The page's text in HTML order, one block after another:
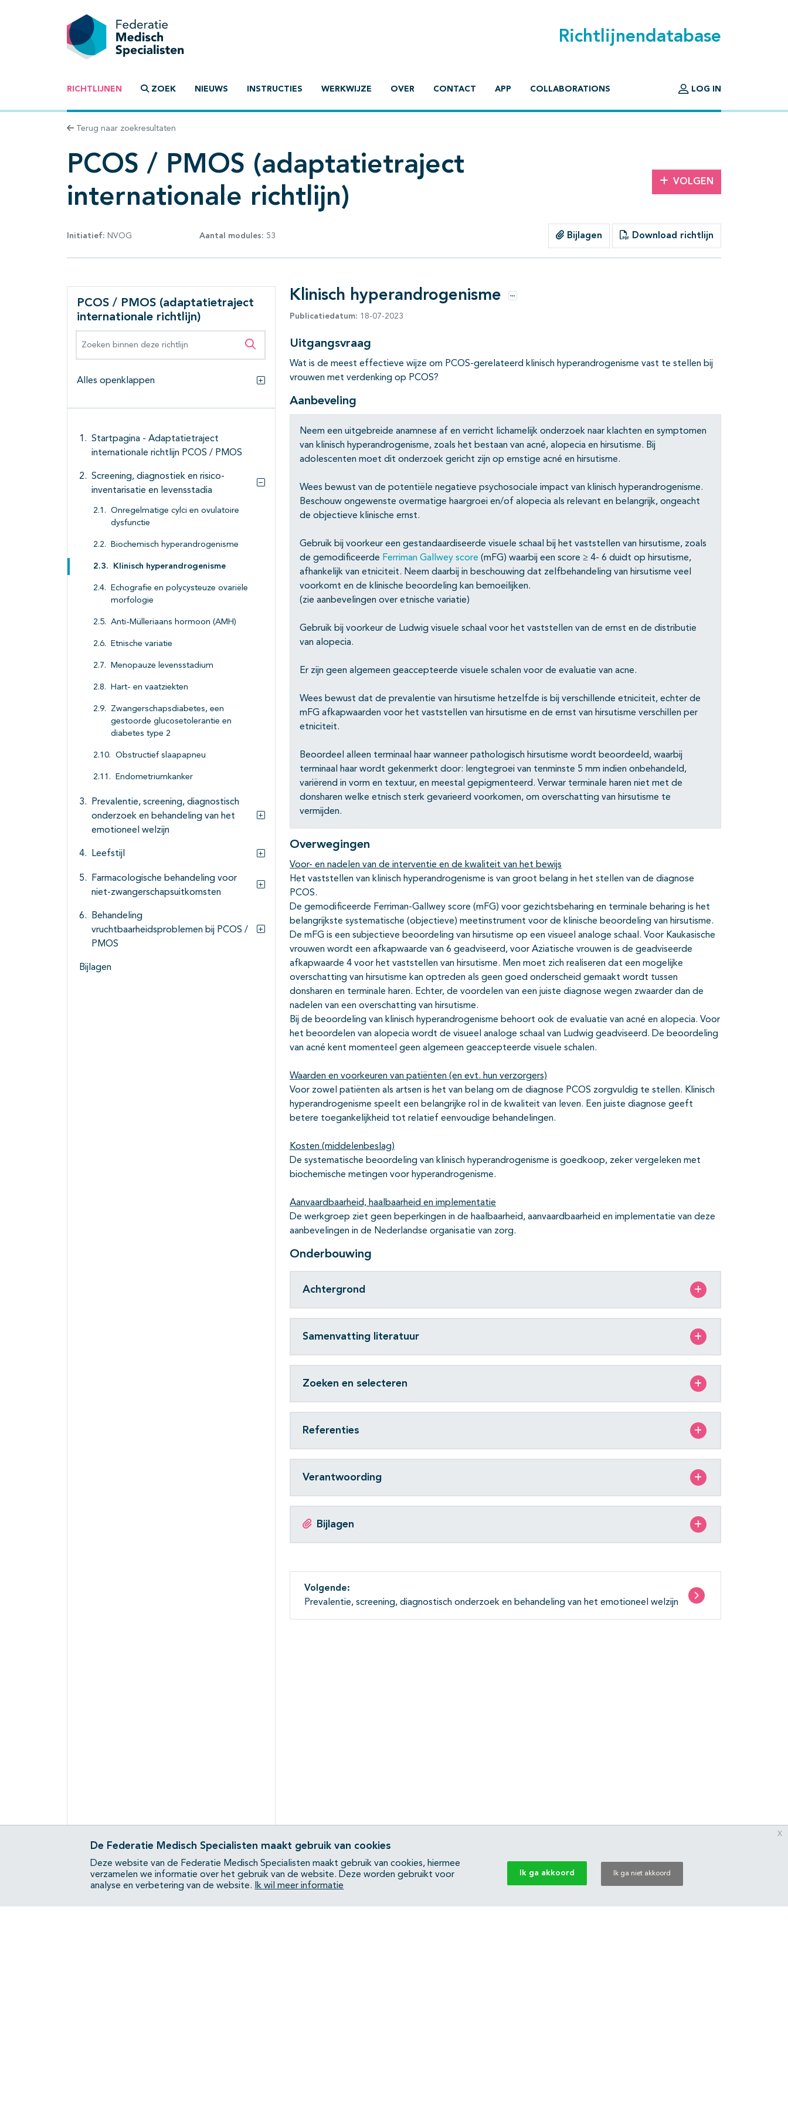
Richtlijnendatabase
RICHTLIJNEN ZOEK NIEUWS INSTRUCTIES WERKWIJZE OVER CONTACT APP COLLABORATIONS LOG IN
Terug naar zoekresultaten
PCOS / PMOS (adaptatietraject
internationale richtlijn)
VOLGEN
Initiatief: NVOG Aantal modules: 53 Bijlagen Download richtlijn
PCOS / PMOS (adaptatietraject
internationale richtlijn)
Zoeken binnen deze richtlijn
Alles openklappen
Alles openklappen
Startpagina - Adaptatietraject
internationale richtlijn PCOS / PMOS
Screening, diagnostiek en risico-
inventarisatie en levensstadia
Subpagina's open- en dichtklappen
Onregelmatige cylci en ovulatoire
dysfunctie
Biochemisch hyperandrogenisme
Klinisch hyperandrogenisme
Echografie en polycysteuze ovariële
morfologie
Anti-Mülleriaans hormoon (AMH)
Etnische variatie
Menopauze levensstadium
Hart- en vaatziekten
Zwangerschapsdiabetes, een
gestoorde glucosetolerantie en
diabetes type 2
Obstructief slaapapneu
Endometriumkanker
Prevalentie, screening, diagnostisch
onderzoek en behandeling van het
emotioneel welzijn
Subpagina's open- en dichtklappen
Leefstijl
Subpagina's open- en dichtklappen
Farmacologische behandeling voor
niet-zwangerschapsuitkomsten
Behandeling
vruchtbaarheidsproblemen bij PCOS /
PMOS
Subpagina's open- en dichtklappen
Bijlagen
Klinisch hyperandrogenisme Opties
Publicatiedatum: 18-07-2023
Uitgangsvraag
Wat is de meest effectieve wijze om PCOS-gerelateerd klinisch hyperandrogenisme vast te stellen bij
vrouwen met verdenking op PCOS?
Aanbeveling
Neem een uitgebreide anamnese af en verricht lichamelijk onderzoek naar klachten en symptomen
van klinisch hyperandrogenisme, zoals het bestaan van acné, alopecia en hirsutisme. Bij
adolescenten moet dit onderzoek gericht zijn op ernstige acné en hirsutisme.
Wees bewust van de potentiële negatieve psychosociale impact van klinisch hyperandrogenisme.
Beschouw ongewenste overmatige haargroei en/of alopecia als relevant en belangrijk, ongeacht
de objectieve klinische ernst.
Gebruik bij voorkeur een gestandaardiseerde visuele schaal bij het vaststellen van hirsutisme, zoals
de gemodificeerde Ferriman Gallwey score (mFG) waarbij een score ≥ 4- 6 duidt op hirsutisme,
afhankelijk van etniciteit. Neem daarbij in beschouwing dat zelfbehandeling van hirsutisme veel
voorkomt en de klinische beoordeling kan bemoeilijken.
(zie aanbevelingen over etnische variatie)
Gebruik bij voorkeur de Ludwig visuele schaal voor het vaststellen van de ernst en de distributie
van alopecia.
Er zijn geen algemeen geaccepteerde visuele schalen voor de evaluatie van acne.
Wees bewust dat de prevalentie van hirsutisme hetzelfde is bij verschillende etniciteit, echter de
mFG afkapwaarden voor het vaststellen van hirsutisme en de ernst van hirsutisme verschillen per
etniciteit.
Beoordeel alleen terminaal haar wanneer pathologisch hirsutisme wordt beoordeeld, waarbij
terminaal haar wordt gekenmerkt door: lengtegroei van tenminste 5 mm indien onbehandeld,
variërend in vorm en textuur, en meestal gepigmenteerd. Verwar terminale haren niet met de
donsharen welke etnisch sterk gevarieerd voorkomen, om overschatting van hirsutisme te
vermijden.
Overwegingen
Voor- en nadelen van de interventie en de kwaliteit van het bewijs
Het vaststellen van klinisch hyperandrogenisme is van groot belang in het stellen van de diagnose
PCOS.
De gemodificeerde Ferriman-Gallwey score (mFG) voor gezichtsbeharing en terminale beharing is het
belangrijkste systematische (objectieve) meetinstrument voor de klinische beoordeling van hirsutisme.
De mFG is een subjectieve beoordeling van hirsutisme op een visueel analoge schaal. Voor Kaukasische
vrouwen wordt een afkapwaarde van 6 geadviseerd, voor Aziatische vrouwen is de geadviseerde
afkapwaarde 4 voor het vaststellen van hirsutisme. Men moet zich realiseren dat een mogelijke
overschatting van hirsutisme kan optreden als geen goed onderscheid gemaakt wordt tussen
donsharen en terminale haren. Echter, de voordelen van een juiste diagnose wegen zwaarder dan de
nadelen van een overschatting van hirsutisme.
Bij de beoordeling van klinisch hyperandrogenisme behoort ook de evaluatie van acné en alopecia. Voor
het beoordelen van alopecia wordt de visueel analoge schaal van Ludwig geadviseerd. De beoordeling
van acné kent momenteel geen algemeen geaccepteerde visuele schalen.
Waarden en voorkeuren van patiënten (en evt. hun verzorgers)
Voor zowel patiënten als artsen is het van belang om de diagnose PCOS zorgvuldig te stellen. Klinisch
hyperandrogenisme speelt een belangrijke rol in de kwaliteit van leven. Een juiste diagnose geeft
betere toegankelijkheid tot relatief eenvoudige behandelingen.
Kosten (middelenbeslag)
De systematische beoordeling van klinisch hyperandrogenisme is goedkoop, zeker vergeleken met
biochemische metingen voor hyperandrogenisme.
Aanvaardbaarheid, haalbaarheid en implementatie
De werkgroep ziet geen beperkingen in de haalbaarheid, aanvaardbaarheid en implementatie van deze
aanbevelingen in de Nederlandse organisatie van zorg.
Onderbouwing
Achtergrond
Samenvatting literatuur
Zoeken en selecteren
Referenties
Verantwoording
Bijlagen
Volgende:
Prevalentie, screening, diagnostisch onderzoek en behandeling van het emotioneel welzijn
De Federatie Medisch Specialisten maakt gebruik van cookies
Deze website van de Federatie Medisch Specialisten maakt gebruik van cookies, hiermee
verzamelen we informatie over het gebruik van de website. Deze worden gebruikt voor
analyse en verbetering van de website.
Ik wil meer informatie
Ik ga akkoord Ik ga niet akkoord
x